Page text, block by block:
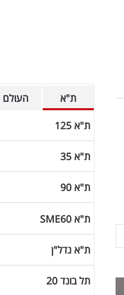
ת"א העולם
ת"א 125
ת"א 35
ת"א 90
ת"א SME60
ת"א נדל"ן
תל בונד 20